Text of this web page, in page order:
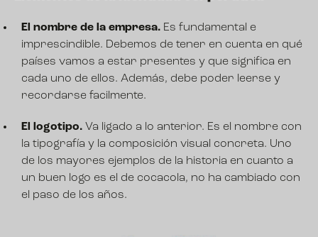
El nombre de la empresa. Es fundamental e
imprescindible. Debemos de tener en cuenta en qué
países vamos a estar presentes y que significa en
cada uno de ellos. Además, debe poder leerse y
recordarse facilmente.
El logotipo. Va ligado a lo anterior. Es el nombre con
la tipografía y la composición visual concreta. Uno
de los mayores ejemplos de la historia en cuanto a
un buen logo es el de cocacola, no ha cambiado con
el paso de los años.